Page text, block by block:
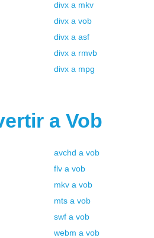
divx a mkv
divx a vob
divx a asf
divx a rmvb
divx a mpg
a Vob
avchd a vob
flv a vob
mkv a vob
mts a vob
swf a vob
webm a vob